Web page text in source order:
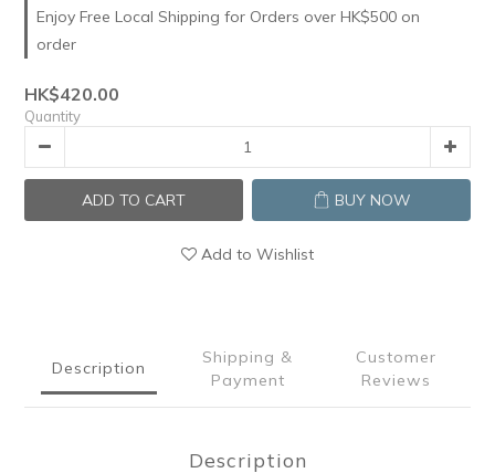
Enjoy Free Local Shipping for Orders over HK$500 on
order
HK$420.00
Quantity
ADD TO CART BUY NOW
Add to Wishlist
Description
Shipping &
Payment
Customer
Reviews
Description